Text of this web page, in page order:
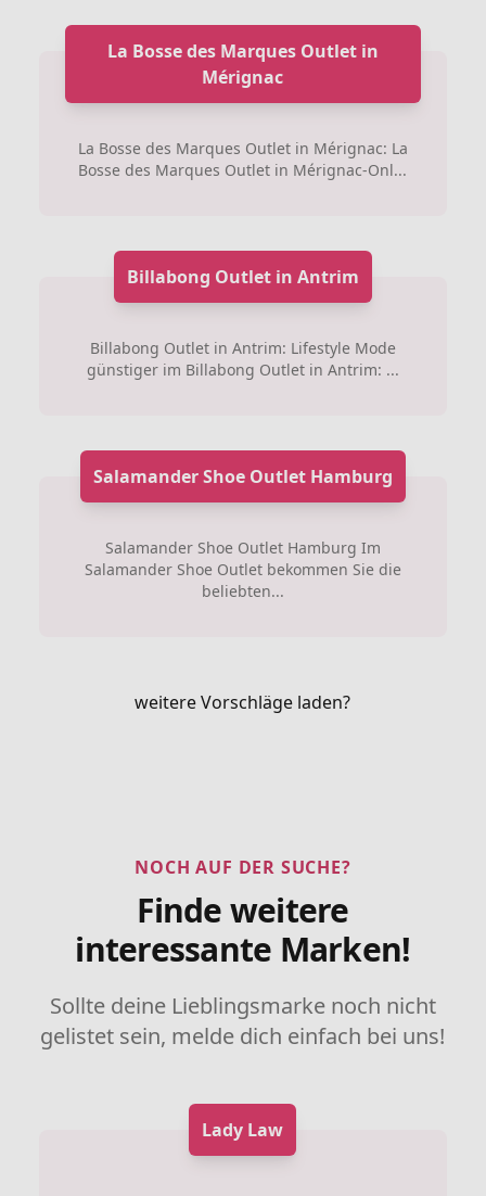
La Bosse des Marques Outlet in
Mérignac
La Bosse des Marques Outlet in Mérignac: La
Bosse des Marques Outlet in Mérignac-Onl...
Billabong Outlet in Antrim
Billabong Outlet in Antrim: Lifestyle Mode
günstiger im Billabong Outlet in Antrim: ...
Salamander Shoe Outlet Hamburg
Salamander Shoe Outlet Hamburg Im
Salamander Shoe Outlet bekommen Sie die
beliebten...
weitere Vorschläge laden?
NOCH AUF DER SUCHE?
Finde weitere
interessante Marken!
Sollte deine Lieblingsmarke noch nicht
gelistet sein, melde dich einfach bei uns!
Lady Law